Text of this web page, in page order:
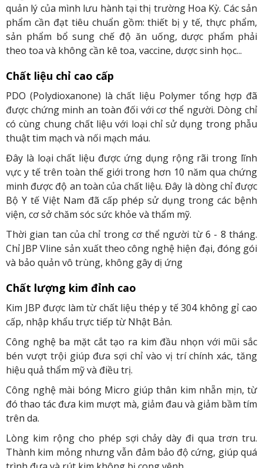
quản lý của mình lưu hành tại thị trường Hoa Kỳ. Các sản
phẩm cần đạt tiêu chuẩn gồm: thiết bị y tế, thực phẩm,
sản phẩm bổ sung chế độ ăn uống, dược phẩm phải
theo toa và không cần kê toa, vaccine, dược sinh học...
Chất liệu chỉ cao cấp
PDO (Polydioxanone) là chất liệu Polymer tổng hợp đã
được chứng minh an toàn đối với cơ thể người. Dòng chỉ
có cùng chung chất liệu với loại chỉ sử dụng trong phẫu
thuật tim mạch và nối mạch máu.
Đây là loại chất liệu được ứng dụng rộng rãi trong lĩnh
vực y tế trên toàn thế giới trong hơn 10 năm qua chứng
minh được độ an toàn của chất liệu. Đây là dòng chỉ được
Bộ Y tế Việt Nam đã cấp phép sử dụng trong các bệnh
viện, cơ sở chăm sóc sức khỏe và thẩm mỹ.
Thời gian tan của chỉ trong cơ thể người từ 6 - 8 tháng.
Chỉ JBP Vline sản xuất theo công nghệ hiện đại, đóng gói
và bảo quản vô trùng, không gây dị ứng
Chất lượng kim đỉnh cao
Kim JBP được làm từ chất liệu thép y tế 304 không gỉ cao
cấp, nhập khẩu trực tiếp từ Nhật Bản.
Công nghệ ba mặt cắt tạo ra kim đầu nhọn với mũi sắc
bén vượt trội giúp đưa sợi chỉ vào vị trí chính xác, tăng
hiệu quả thẩm mỹ và điều trị.
Công nghệ mài bóng Micro giúp thân kim nhẵn mịn, từ
đó thao tác đưa kim mượt mà, giảm đau và giảm bầm tím
trên da.
Lòng kim rộng cho phép sợi chảy dày đi qua trơn tru.
Thành kim mỏng nhưng vẫn đảm bảo độ cứng, giúp quá